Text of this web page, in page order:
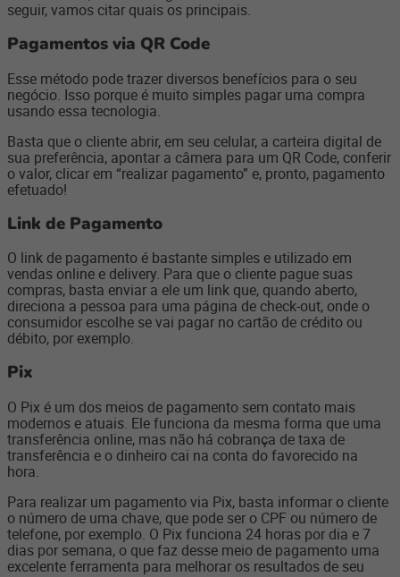
seguir, vamos citar quais os principais.
Pagamentos via QR Code
Esse método pode trazer diversos benefícios para o seu
negócio. Isso porque é muito simples pagar uma compra
usando essa tecnologia.
Basta que o cliente abrir, em seu celular, a carteira digital de
sua preferência, apontar a câmera para um QR Code, conferir
o valor, clicar em “realizar pagamento” e, pronto, pagamento
efetuado!
Link de Pagamento
O link de pagamento é bastante simples e utilizado em
vendas online e delivery. Para que o cliente pague suas
compras, basta enviar a ele um link que, quando aberto,
direciona a pessoa para uma página de check-out, onde o
consumidor escolhe se vai pagar no cartão de crédito ou
débito, por exemplo.
Pix
O Pix é um dos meios de pagamento sem contato mais
modernos e atuais. Ele funciona da mesma forma que uma
transferência online, mas não há cobrança de taxa de
transferência e o dinheiro cai na conta do favorecido na
hora.
Para realizar um pagamento via Pix, basta informar o cliente
o número de uma chave, que pode ser o CPF ou número de
telefone, por exemplo. O Pix funciona 24 horas por dia e 7
dias por semana, o que faz desse meio de pagamento uma
excelente ferramenta para melhorar os resultados de seu